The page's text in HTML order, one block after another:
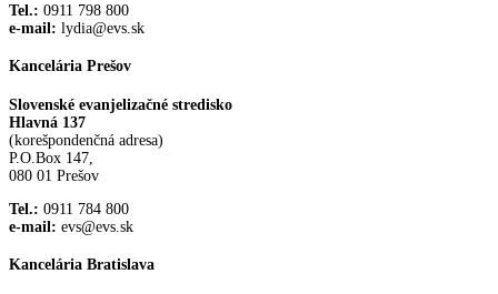
Tel.: 0911 798 800
e-mail: lydia@evs.sk
Kancelária Prešov
Slovenské evanjelizačné stredisko
Hlavná 137
(korešpondenčná adresa)
P.O.Box 147,
080 01 Prešov
Tel.: 0911 784 800
e-mail: evs@evs.sk
Kancelária Bratislava